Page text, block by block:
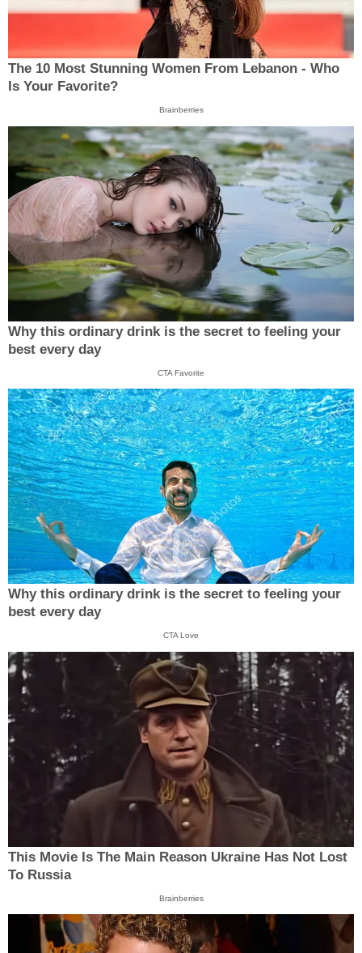
The 10 Most Stunning Women From Lebanon - Who
Is Your Favorite?
Brainberries
Why this ordinary drink is the secret to feeling your
best every day
CTA Favorite
Why this ordinary drink is the secret to feeling your
best every day
CTA Love
This Movie Is The Main Reason Ukraine Has Not Lost
To Russia
Brainberries